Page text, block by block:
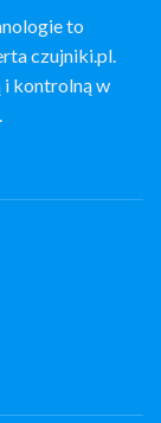
to
czujniki.pl.
i kontrolną w